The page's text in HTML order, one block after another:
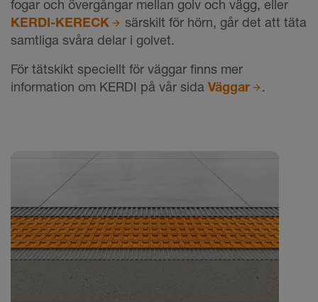
fogar och övergångar mellan golv och vägg, eller
KERDI-KERECK
särskilt för hörn, går det att täta
samtliga svåra delar i golvet.
För tätskikt speciellt för väggar finns mer
information om KERDI på vår sida Väggar .